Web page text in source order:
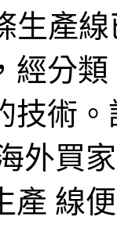
生產
經分
技術
外買
產 線